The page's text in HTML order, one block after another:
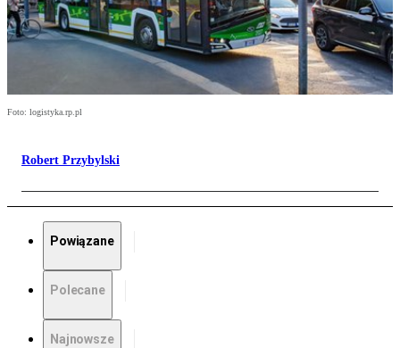
Foto: logistyka.rp.pl
Robert Przybylski
Powiązane
Polecane
Najnowsze